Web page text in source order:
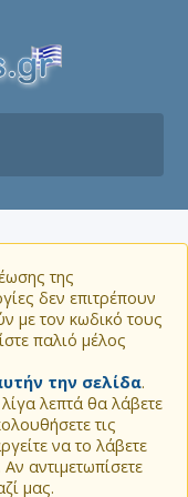
της
δεν επιτρέπουν
με τον κωδικό τους
παλιό μέλος
την σελίδα.
λεπτά θα λάβετε
τις
να το λάβετε
αντιμετωπίσετε
μας.